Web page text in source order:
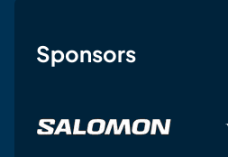
Sponsors